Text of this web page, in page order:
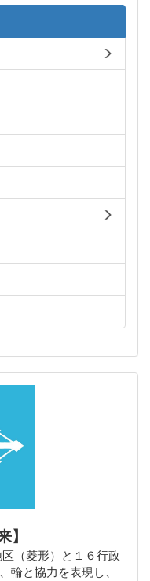
】
（菱形）と１６行政
輪と協力を表現し、